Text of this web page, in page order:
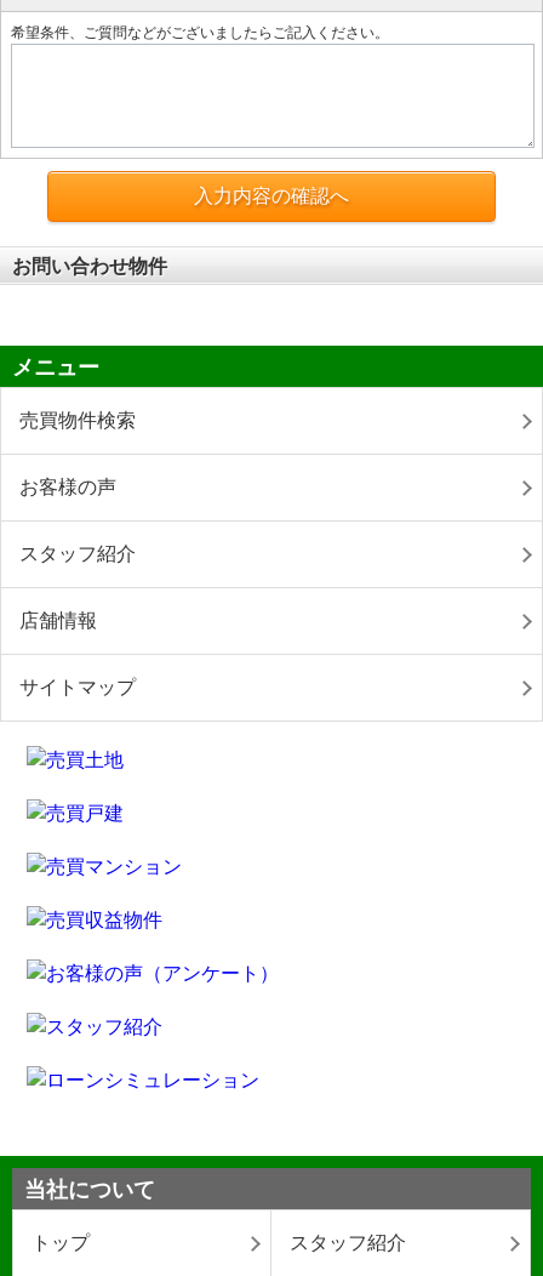
希望条件、ご質問などがございましたらご記入ください。
入力内容の確認へ
お問い合わせ物件
メニュー
売買物件検索
お客様の声
スタッフ紹介
店舗情報
サイトマップ
当社について
トップ スタッフ紹介